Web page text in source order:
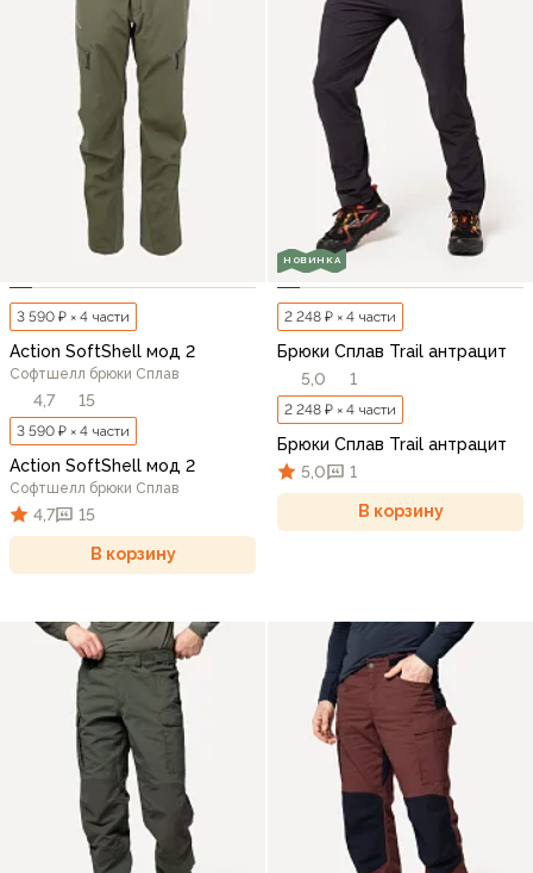
3 590 ₽ × 4 части
Action SoftShell мод 2
Софтшелл брюки Сплав
4,7 15
3 590 ₽ × 4 части
Action SoftShell мод 2
Софтшелл брюки Сплав
4,7 15
В корзину
НОВИНКА
2 248 ₽ × 4 части
Брюки Сплав Trail антрацит
5,0
1
2 248 ₽ × 4 части
Брюки Сплав Trail антрацит
5,0
1
В корзину